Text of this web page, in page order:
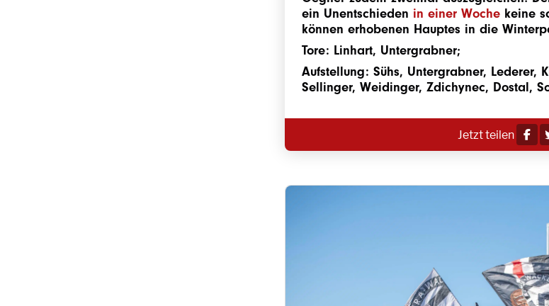
ein Unentschieden in einer Woche keine
können erhobenen Hauptes in die
Tore: Linhart, Untergrabner;
Aufstellung: Sühs, Untergrabner, Lederer,
Sellinger, Weidinger, Zdichynec, Dostal,
Jetzt teilen